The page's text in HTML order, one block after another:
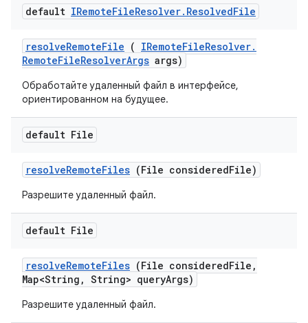
default IRemoteFileResolver. ResolvedFile
resolveRemoteFile ( IRemoteFileResolver.
RemoteFileResolverArgs args)
Обработайте удаленный файл в интерфейсе,
ориентированном на будущее.
default File
resolveRemoteFiles (File consideredFile)
Разрешите удаленный файл.
default File
resolveRemoteFiles (File consideredFile ,
Map<String , String> queryArgs)
Разрешите удаленный файл.